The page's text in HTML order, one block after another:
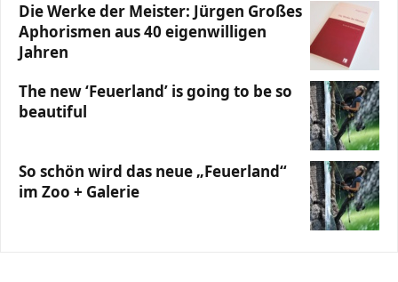
Die Werke der Meister: Jürgen Großes
Aphorismen aus 40 eigenwilligen
Jahren
The new ‘Feuerland’ is going to be so
beautiful
So schön wird das neue „Feuerland“
im Zoo + Galerie